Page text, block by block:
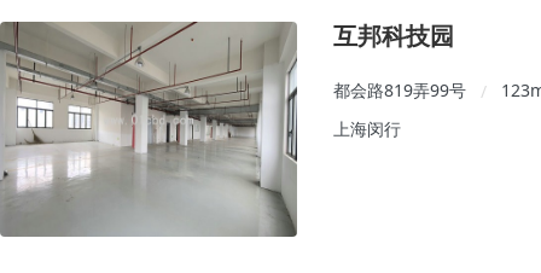
互邦科技园
都会路819弄99号 / 123
上海闵行